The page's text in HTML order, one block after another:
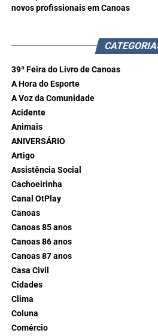
novos profissionais em Canoas
39ª Feira do Livro de Canoas
A Hora do Esporte
A Voz da Comunidade
Acidente
Animais
ANIVERSÁRIO
Artigo
Assistência Social
Cachoeirinha
Canal OtPlay
Canoas
Canoas 85 anos
Canoas 86 anos
Canoas 87 anos
Casa Civil
Cidades
Clima
Coluna
Comércio